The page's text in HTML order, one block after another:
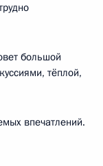
большой
тёплой,
впечатлений.